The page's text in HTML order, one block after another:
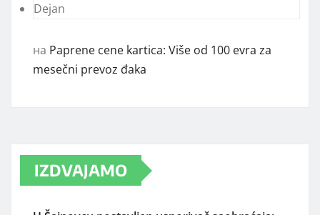
Dejan
на Paprene cene kartica: Više od 100 evra za
mesečni prevoz đaka
IZDVAJAMO